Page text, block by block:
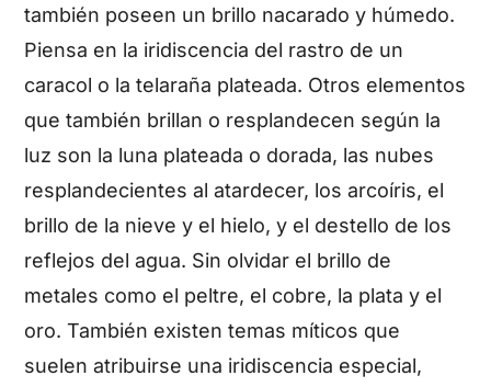
también poseen un brillo nacarado y húmedo.
Piensa en la iridiscencia del rastro de un
caracol o la telaraña plateada. Otros elementos
que también brillan o resplandecen según la
luz son la luna plateada o dorada, las nubes
resplandecientes al atardecer, los arcoíris, el
brillo de la nieve y el hielo, y el destello de los
reflejos del agua. Sin olvidar el brillo de
metales como el peltre, el cobre, la plata y el
oro. También existen temas míticos que
suelen atribuirse una iridiscencia especial,